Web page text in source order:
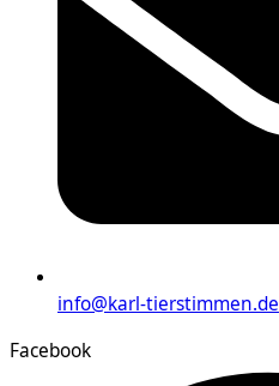
info@karl-tierstimmen.de
Facebook